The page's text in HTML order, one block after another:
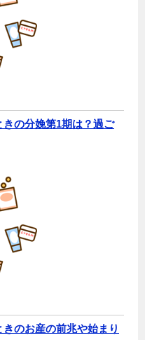
の分娩第1期は？過ご
のお産の前兆や始まり